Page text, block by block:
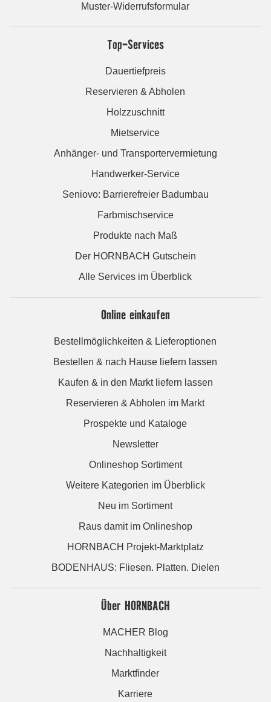
Muster-Widerrufsformular
Top-Services
Dauertiefpreis
Reservieren & Abholen
Holzzuschnitt
Mietservice
Anhänger- und Transportervermietung
Handwerker-Service
Seniovo: Barrierefreier Badumbau
Farbmischservice
Produkte nach Maß
Der HORNBACH Gutschein
Alle Services im Überblick
Online einkaufen
Bestellmöglichkeiten & Lieferoptionen
Bestellen & nach Hause liefern lassen
Kaufen & in den Markt liefern lassen
Reservieren & Abholen im Markt
Prospekte und Kataloge
Newsletter
Onlineshop Sortiment
Weitere Kategorien im Überblick
Neu im Sortiment
Raus damit im Onlineshop
HORNBACH Projekt-Marktplatz
BODENHAUS: Fliesen. Platten. Dielen
Über HORNBACH
MACHER Blog
Nachhaltigkeit
Marktfinder
Karriere